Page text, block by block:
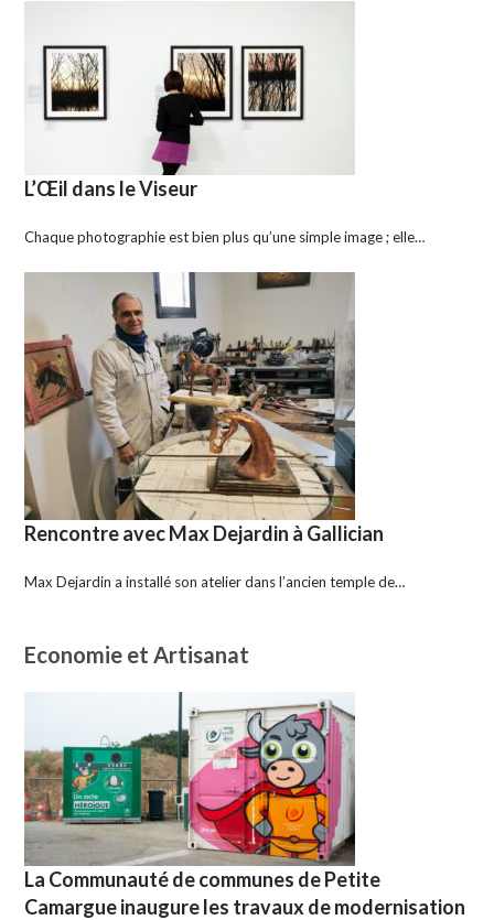
L’Œil dans le Viseur
Chaque photographie est bien plus qu’une simple image ; elle…
Rencontre avec Max Dejardin à Gallician
Max Dejardin a installé son atelier dans l’ancien temple de…
Economie et Artisanat
La Communauté de communes de Petite
Camargue inaugure les travaux de modernisation